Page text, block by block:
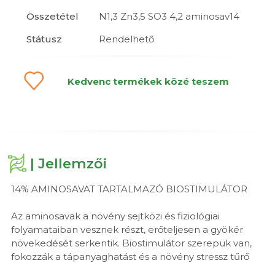
Összetétel
N1,3 Zn3,5 SO3 4,2 aminosav14
Státusz
Rendelhető
Kedvenc termékek közé teszem
| Jellemzői
14% AMINOSAVAT TARTALMAZÓ BIOSTIMULÁTOR
Az aminosavak a növény sejtközi és fiziológiai
folyamataiban vesznek részt, erőteljesen a gyökér
növekedését serkentik. Biostimulátor szerepük van,
fokozzák a tápanyaghatást és a növény stressz tűrő